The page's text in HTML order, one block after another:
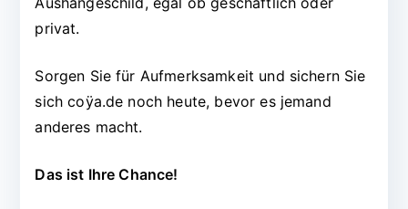
privat.
Sorgen Sie für Aufmerksamkeit und sichern Sie
sich coÿa.de noch heute, bevor es jemand
anderes macht.
Das ist Ihre Chance!